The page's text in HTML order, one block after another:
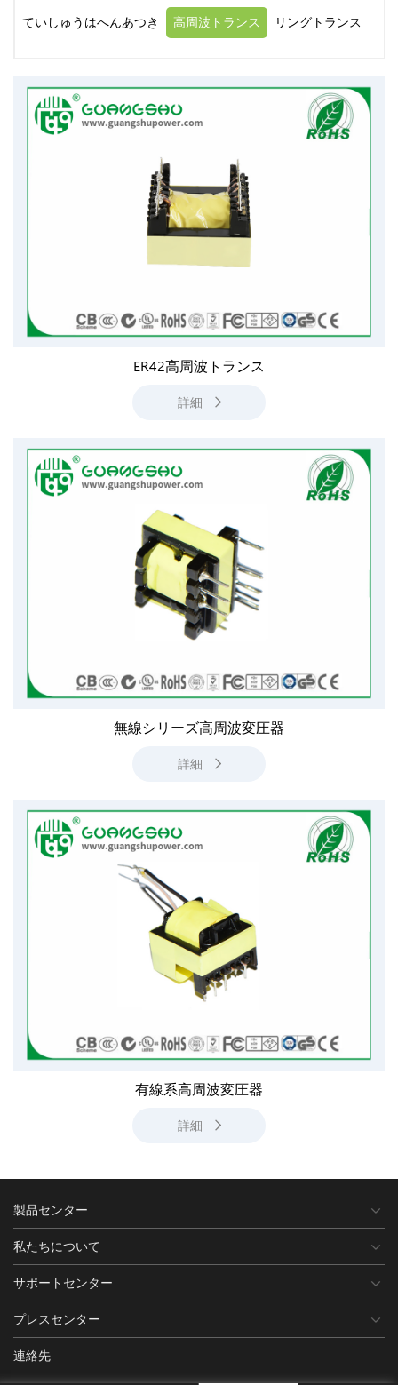
ていしゅうはへんあつき 高周波トランス リングトランス
ER42高周波トランス
詳細
無線シリーズ高周波変圧器
詳細
有線系高周波変圧器
詳細
製品センター
私たちについて
サポートセンター
プレスセンター
連絡先